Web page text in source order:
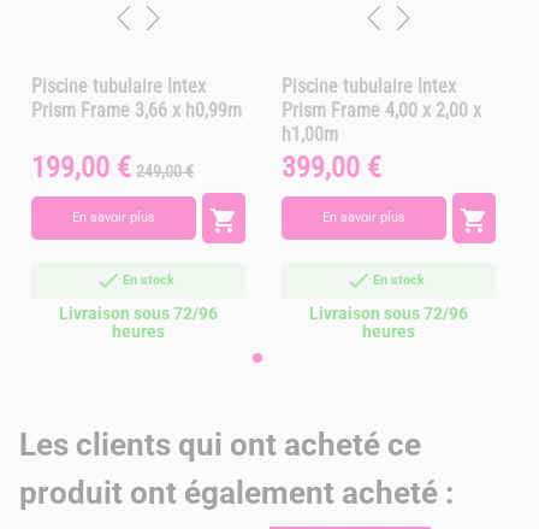
Piscine tubulaire Intex
Prism Frame 3,66 x h0,99m
Prix
199,00 € Prix
base
249,00 €
En savoir plus 
En stock
Livraison sous 72/96
heures
Piscine tubulaire Intex
Prism Frame 4,00 x 2,00 x
h1,00m
Prix
399,00 €
En savoir plus 
En stock
Livraison sous 72/96
heures
Les clients qui ont acheté ce
produit ont également acheté :